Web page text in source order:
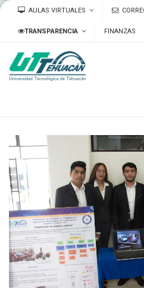
AULAS VIRTUALES
TRANSPARENCIA FINANZAS